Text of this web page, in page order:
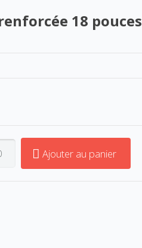
18 pouces
Ajouter au panier